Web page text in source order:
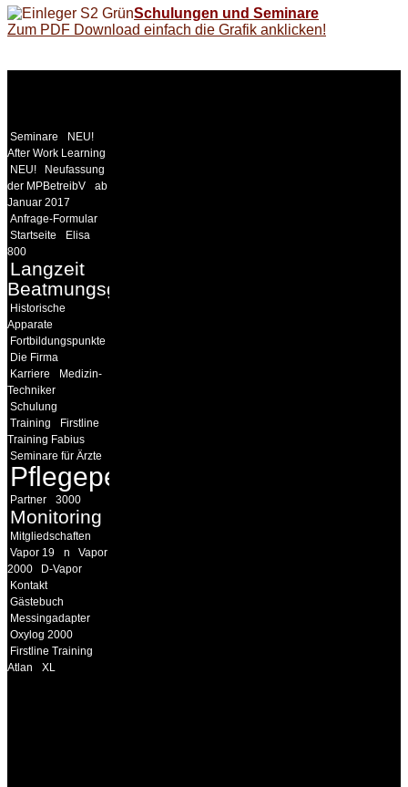
Schulungen und Seminare
Zum PDF Download einfach die Grafik anklicken!
Seminare
NEU!
After Work Learning
NEU!
Neufassung
der MPBetreibV
ab
Januar 2017
Anfrage-Formular
Startseite
Elisa
800
Langzeit
Beatmungsgeräte
Historische
Apparate
Fortbildungspunkte
Die Firma
Karriere
Medizin-
Techniker
Schulung
Training
Firstline
Training Fabius
Seminare für Ärzte
Pflegepersonal
Partner 3000
Monitoring
Mitgliedschaften
Vapor 19
n
Vapor
2000
D-Vapor
Kontakt
Gästebuch
Messingadapter
Oxylog 2000
Firstline Training
Atlan
XL